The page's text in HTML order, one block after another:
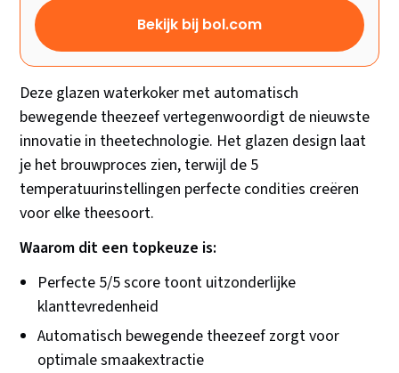
Bekijk bij bol.com
Deze glazen waterkoker met automatisch
bewegende theezeef vertegenwoordigt de nieuwste
innovatie in theetechnologie. Het glazen design laat
je het brouwproces zien, terwijl de 5
temperatuurinstellingen perfecte condities creëren
voor elke theesoort.
Waarom dit een topkeuze is:
Perfecte 5/5 score toont uitzonderlijke
klanttevredenheid
Automatisch bewegende theezeef zorgt voor
optimale smaakextractie